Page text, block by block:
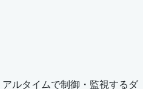
ルタイムで制御・監視するダ